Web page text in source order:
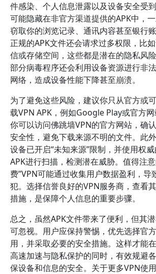
件感染、个人信息泄露以及设备安全受
可能隐藏在非官方渠道提供的APK中，
窃取你的浏览记录、通讯内容甚至银行
正规的APK文件还会请求过多权限，比
信或存储空间，这些都是潜在的隐私风
部分病毒程序还会利用设备资源进行非
网络，造成设备性能下降甚至崩溃。
为了避免这些风险，建议你只从官方或
载VPN APK，例如Google Play或官方网
你可以访问佛跳墙VPN的官方网站，确
安全性，避免下载来源不明的文件。此
设备已开启“未知来源”限制，并使用权
APK进行扫描，检测潜在威胁。值得注
费”VPN可能通过收集用户数据盈利，导
犯。选择信誉良好的VPN服务商，查看
措施，是保障个人信息的重要步骤。
总之，虽然APK文件带来了便利，但其
可忽视。用户应保持警惕，优先选择官
用，并采取必要的安全措施。这样才能
高速加速与隐私保护的同时，有效规避
保设备和信息的安全。关于更多VPN使